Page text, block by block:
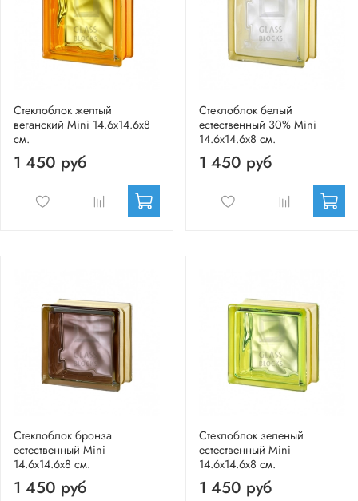
Стеклоблок желтый
веганский Mini 14.6x14.6x8
см.
1 450 руб
Стеклоблок белый
естественный 30% Mini
14.6x14.6x8 см.
1 450 руб
Стеклоблок бронза
естественный Mini
14.6x14.6x8 см.
1 450 руб
Стеклоблок зеленый
естественный Mini
14.6x14.6x8 см.
1 450 руб